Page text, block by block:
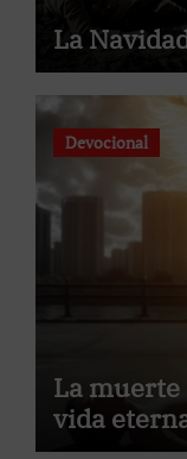
La
Devocional
La
vida